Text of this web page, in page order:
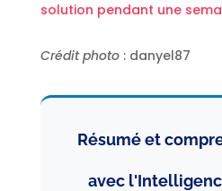
solution pendant une
Crédit photo : danyel87
Résumé et
avec